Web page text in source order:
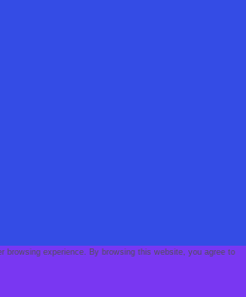
browsing experience. By browsing this website, you agree to